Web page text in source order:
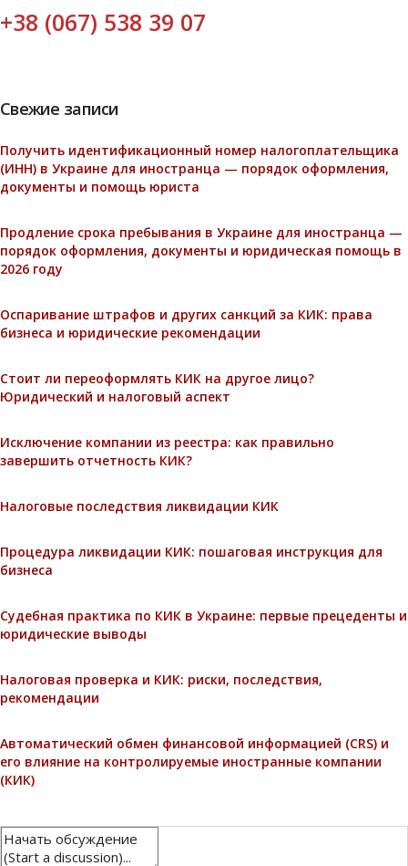
+38 (067) 538 39 07
Свежие записи
Получить идентификационный номер налогоплательщика
(ИНН) в Украине для иностранца — порядок оформления,
документы и помощь юриста
Продление срока пребывания в Украине для иностранца —
порядок оформления, документы и юридическая помощь в
2026 году
Оспаривание штрафов и других санкций за КИК: права
бизнеса и юридические рекомендации
Стоит ли переоформлять КИК на другое лицо?
Юридический и налоговый аспект
Исключение компании из реестра: как правильно
завершить отчетность КИК?
Налоговые последствия ликвидации КИК
Процедура ликвидации КИК: пошаговая инструкция для
бизнеса
Судебная практика по КИК в Украине: первые прецеденты и
юридические выводы
Налоговая проверка и КИК: риски, последствия,
рекомендации
Автоматический обмен финансовой информацией (CRS) и
его влияние на контролируемые иностранные компании
(КИК)